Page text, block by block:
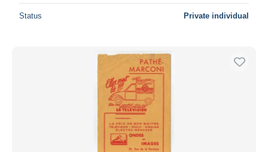
Status Private individual